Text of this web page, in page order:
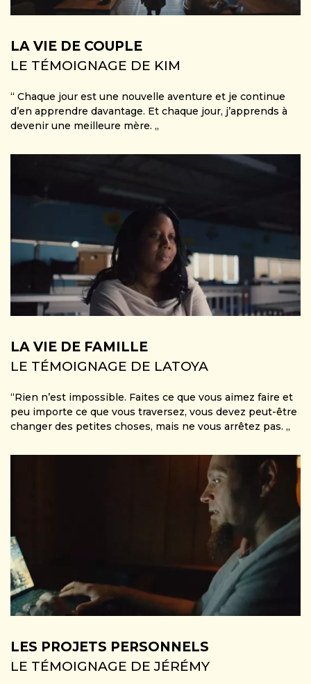
LA VIE DE COUPLE
LE TÉMOIGNAGE DE KIM
“ Chaque jour est une nouvelle aventure et je continue
d’en apprendre davantage. Et chaque jour, j’apprends à
devenir une meilleure mère. „
LA VIE DE FAMILLE
LE TÉMOIGNAGE DE LATOYA
“Rien n’est impossible. Faites ce que vous aimez faire et
peu importe ce que vous traversez, vous devez peut-être
changer des petites choses, mais ne vous arrêtez pas. „
LES PROJETS PERSONNELS
LE TÉMOIGNAGE DE JÉRÉMY